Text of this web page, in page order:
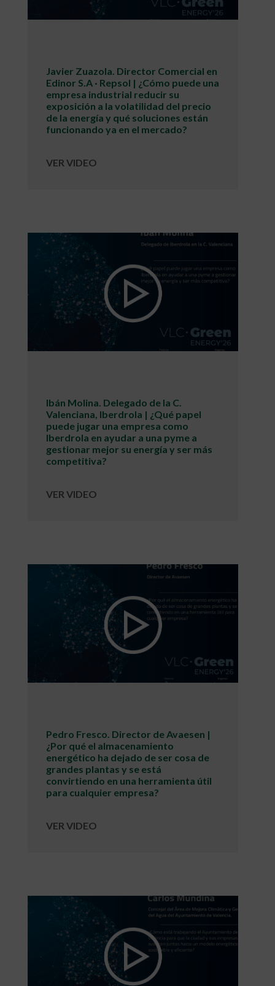
Javier Zuazola. Director Comercial en
Edinor S.A · Repsol | ¿Cómo puede una
empresa industrial reducir su
exposición a la volatilidad del precio
de la energía y qué soluciones están
funcionando ya en el mercado?
VER VIDEO
Ibán Molina. Delegado de la C.
Valenciana, Iberdrola | ¿Qué papel
puede jugar una empresa como
Iberdrola en ayudar a una pyme a
gestionar mejor su energía y ser más
competitiva?
VER VIDEO
Pedro Fresco. Director de Avaesen |
¿Por qué el almacenamiento
energético ha dejado de ser cosa de
grandes plantas y se está
convirtiendo en una herramienta útil
para cualquier empresa?
VER VIDEO